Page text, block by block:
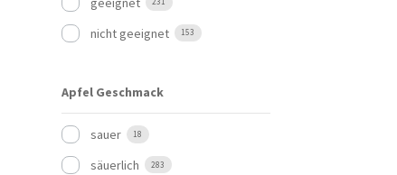
nicht geeignet 153
Apfel Geschmack
sauer 18
säuerlich 283